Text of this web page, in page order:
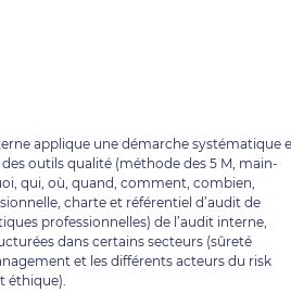
applique une démarche systématique
outils qualité (méthode des 5 M, main-
qui, où, quand, comment, combien,
charte et référentiel d’audit de
professionnelles) de l’audit interne,
dans certains secteurs (sûreté
et les différents acteurs du risk
éthique).